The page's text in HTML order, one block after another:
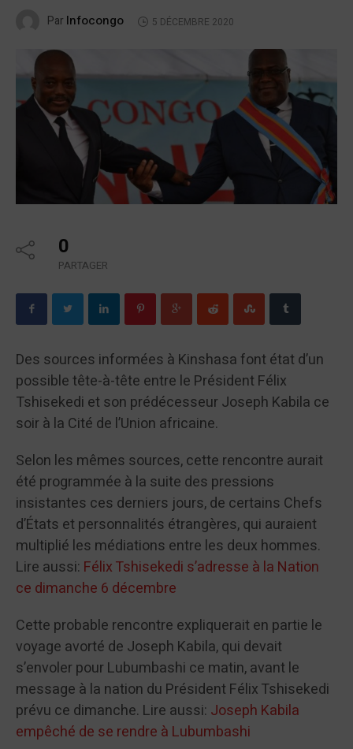
Par Infocongo 5 DÉCEMBRE 2020
0
PARTAGER
Des sources informées à Kinshasa font état d’un
possible tête-à-tête entre le Président Félix
Tshisekedi et son prédécesseur Joseph Kabila ce
soir à la Cité de l’Union africaine.
Selon les mêmes sources, cette rencontre aurait
été programmée à la suite des pressions
insistantes ces derniers jours, de certains Chefs
d’États et personnalités étrangères, qui auraient
multiplié les médiations entre les deux hommes.
Lire aussi: Félix Tshisekedi s’adresse à la Nation
ce dimanche 6 décembre
Cette probable rencontre expliquerait en partie le
voyage avorté de Joseph Kabila, qui devait
s’envoler pour Lubumbashi ce matin, avant le
message à la nation du Président Félix Tshisekedi
prévu ce dimanche. Lire aussi: Joseph Kabila
empêché de se rendre à Lubumbashi